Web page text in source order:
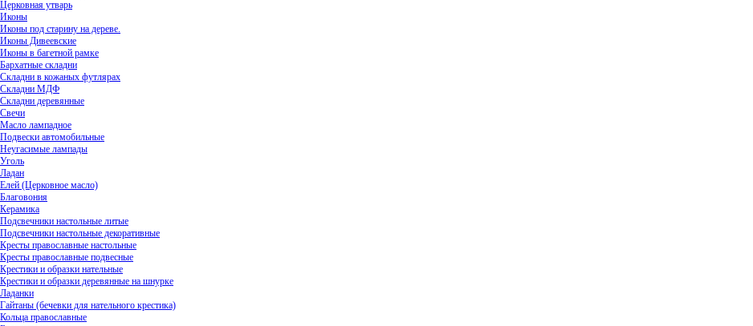
Церковная утварь
Иконы
Иконы под старину на дереве.
Иконы Дивеевские
Иконы в багетной рамке
Бархатные складни
Складни в кожаных футлярах
Складни МДФ
Складни деревянные
Свечи
Масло лампадное
Подвески автомобильные
Неугасимые лампады
Уголь
Ладан
Елей (Церковное масло)
Благовония
Керамика
Подсвечники настольные литые
Подсвечники настольные декоративные
Кресты православные настольные
Кресты православные подвесные
Крестики и образки нательные
Крестики и образки деревянные на шнурке
Ладанки
Гайтаны (бечевки для нательного крестика)
Кольца православные